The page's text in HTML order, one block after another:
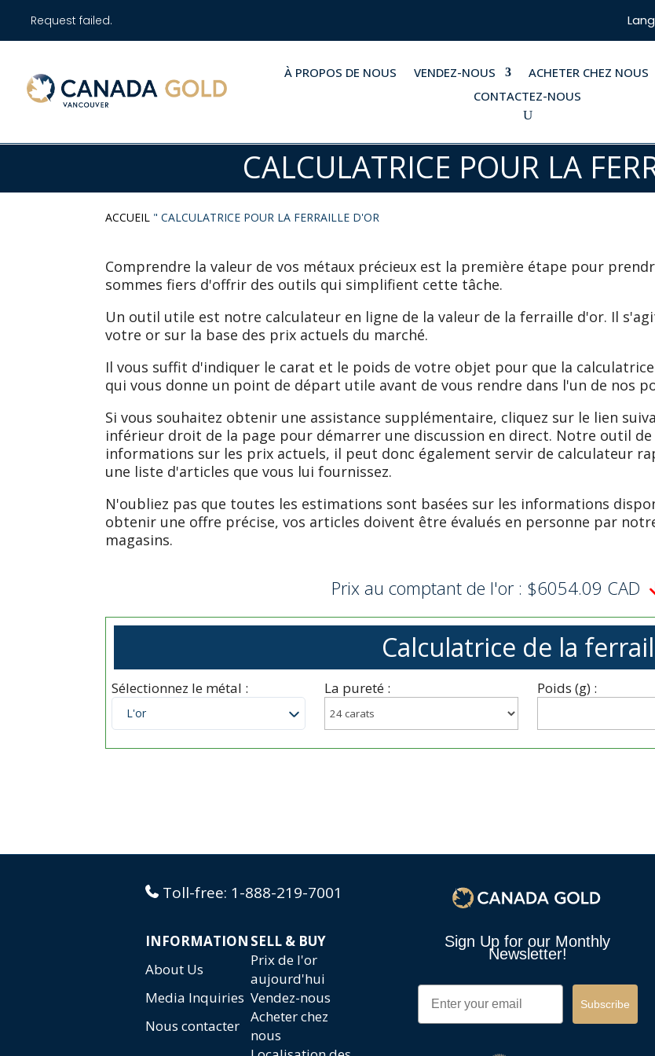
Request failed.
À PROPOS DE NOUS VENDEZ-NOUS ACHETER CHEZ NOUS
CONTACTEZ-NOUS
CALCULATRICE POUR LA
ACCUEIL "CALCULATRICE POUR LA FERRAILLE D'OR
Comprendre la valeur de vos métaux précieux est la première étape pour
sommes fiers d'offrir des outils qui simplifient cette tâche.
Un outil utile est notre calculateur en ligne de la valeur de la ferraille d'or. Il
votre or sur la base des prix actuels du marché.
Il vous suffit d'indiquer le carat et le poids de votre objet pour que la
qui vous donne un point de départ utile avant de vous rendre dans l'un de nos
Si vous souhaitez obtenir une assistance supplémentaire, cliquez sur le lien
inférieur droit de la page pour démarrer une discussion en direct. Notre outil
informations sur les prix actuels, il peut donc également servir de calculateur
une liste d'articles que vous lui fournissez.
N'oubliez pas que toutes les estimations sont basées sur les informations
obtenir une offre précise, vos articles doivent être évalués en personne par
magasins.
Prix au comptant de l'or : $6054.09 CAD
Calculatrice de la
Sélectionnez le métal :
L'or
La pureté : Poids (g) :
Toll-free: 1-888-219-7001
INFORMATION SELL & BUY
About Us
Prix de l'or
aujourd'hui
Media Inquiries Vendez-nous
Nous contacter
Acheter chez
nous
Sign Up for our Monthly
Newsletter!
Email
Subscribe